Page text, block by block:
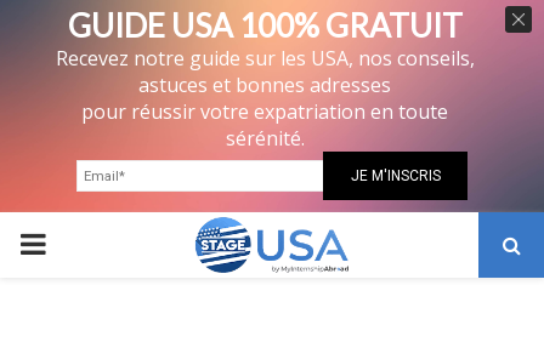
PRIMARY
GUIDE USA 100% GRATUIT
Recevez notre guide sur les USA, nos conseils,
astuces et bonnes adresses
pour réussir votre expatriation en toute
sérénité.